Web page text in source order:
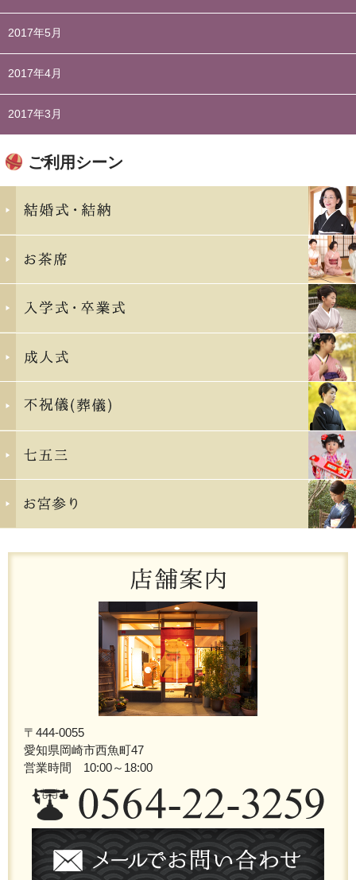
2017年5月
2017年4月
2017年3月
ご利用シーン
〒444-0055
愛知県岡崎市西魚町47
営業時間 10:00～18:00